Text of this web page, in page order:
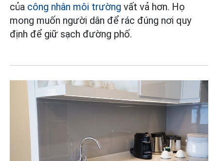
của công nhân môi trường vất vả hơn. Họ
mong muốn người dân để rác đúng nơi quy
định để giữ sạch đường phố.